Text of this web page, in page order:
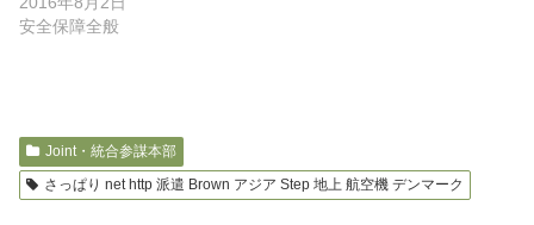
安全保障全般
Joint・統合参謀本部
さっぱり net http 派遣 Brown アジア Step 地上 航空機 デンマーク